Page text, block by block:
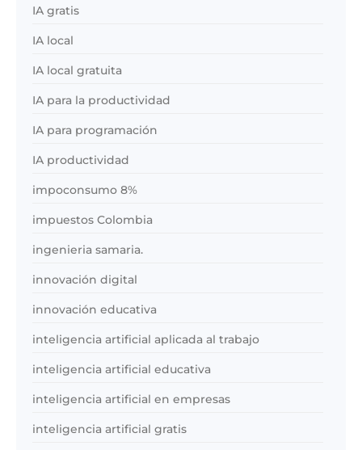
IA gratis
IA local
IA local gratuita
IA para la productividad
IA para programación
IA productividad
impoconsumo 8%
impuestos Colombia
ingenieria samaria.
innovación digital
innovación educativa
inteligencia artificial aplicada al trabajo
inteligencia artificial educativa
inteligencia artificial en empresas
inteligencia artificial gratis